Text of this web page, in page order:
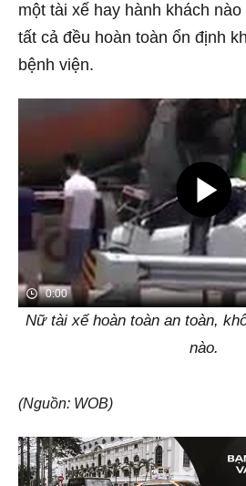
một tài xế hay hành khách
tất cả đều hoàn toàn ổn định
bệnh viện.
0:00
Nữ tài xế hoàn toàn an toàn,
nào.
(Nguồn: WOB)